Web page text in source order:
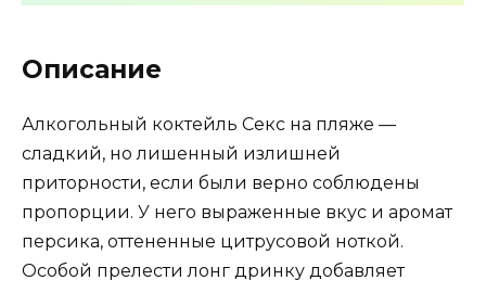
Описание
Алкогольный коктейль Секс на пляже —
сладкий, но лишенный излишней
приторности, если были верно соблюдены
пропорции. У него выраженные вкус и аромат
персика, оттененные цитрусовой ноткой.
Особой прелести лонг дринку добавляет